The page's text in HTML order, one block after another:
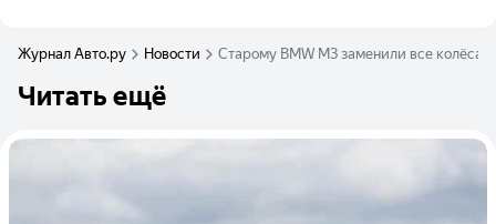
Журнал Авто.ру Новости Старому BMW M3 заменили все колёса
Читать ещё